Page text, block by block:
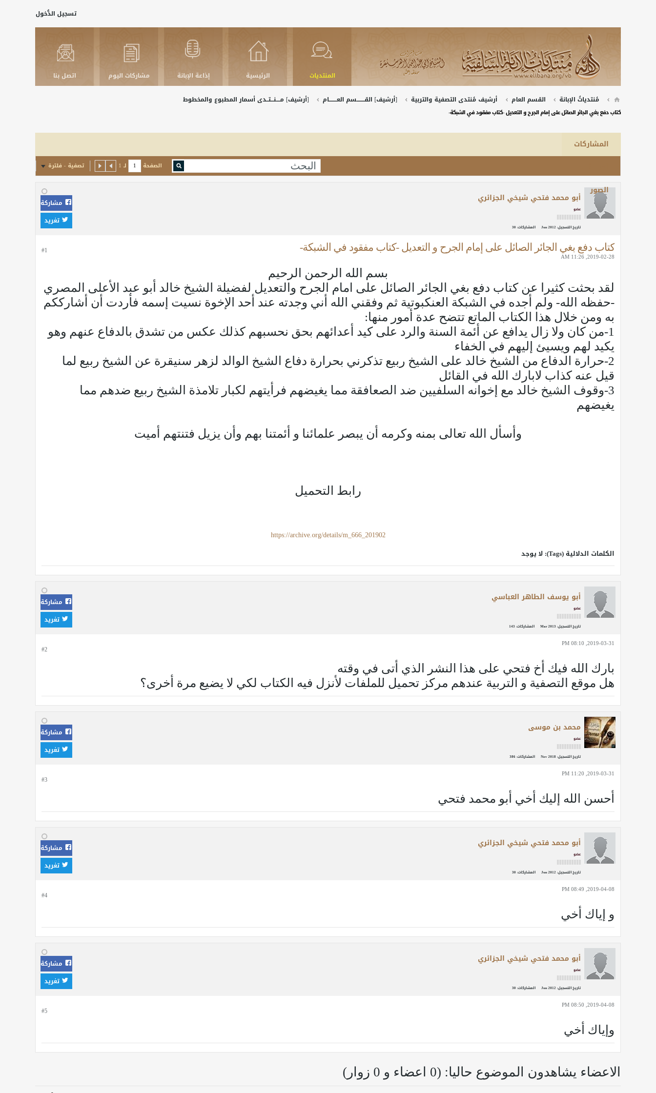
تسجيل الدُّخول
المنتديات الرئيسية إذاعة الإبانة مشاركات اليوم اتصل بنا
مُنتدياتُ الإبانة القسم العام أرشيف مُنتدى التصفية والتربية [أرشيف] القــــــــسم العــــــــام [أرشيف] مــــنـــتــدى أسمار المطبوع والمخطوط
كتاب دفع بغي الجائر الصائل على إمام الجرح و التعديل -كتاب مفقود في الشبكة-
المشاركات
الصور
الصفحة لـ 1 تصفية - فلترة
أبو محمد فتحي شيخي الجزائري
عضو
تاريخ التسجيل:Jun 2012 المشاركات:30
مشاركة
تغريد
#1 كتاب دفع بغي الجائر الصائل على إمام الجرح و التعديل -كتاب مفقود في الشبكة-
2019-02-28, 11:26 AM
بسم الله الرحمن الرحيم
لقد بحثت كثيرا عن كتاب دفع بغي الجائر الصائل على امام الجرح والتعديل لفضيلة الشيخ خالد أبو عبد الأعلى المصري
-حفظه الله- ولم أجده في الشبكة العنكبوتية ثم وفقني الله أني وجدته عند أحد الإخوة نسيت إسمه فأردت أن أشارككم
به ومن خلال هذا الكتاب الماتع تتضح عدة أمور منها:
1-من كان ولا زال يدافع عن أئمة السنة والرد على كيد أعدائهم بحق نحسبهم كذلك عكس من تشدق بالدفاع عنهم وهو
يكيد لهم ويسيئ إليهم في الخفاء
2-حرارة الدفاع من الشيخ خالد على الشيخ ربيع تذكرني بحرارة دفاع الشيخ الوالد لزهر سنيقرة عن الشيخ ربيع لما
قيل عنه كذاب لابارك الله في القائل
3-وقوف الشيخ خالد مع إخوانه السلفيين ضد الصعافقة مما يغيضهم فرأيتهم لكبار تلامذة الشيخ ربيع ضدهم مما
يغيضهم
وأسأل الله تعالى بمنه وكرمه أن يبصر علمائنا و أئمتنا بهم وأن يزيل فتنتهم أميت
رابط التحميل
https://archive.org/details/m_666_201902
الكلمات الدلالية (Tags): لا يوجد
أبو يوسف الطاهر العباسي
عضو
تاريخ التسجيل:Mar 2013 المشاركات:143
مشاركة
تغريد
#2
2019-03-31, 08:10 PM
بارك الله فيك أخ فتحي على هذا النشر الذي أتى في وقته
هل موقع التصفية و التربية عندهم مركز تحميل للملفات لأنزل فيه الكتاب لكي لا يضيع مرة أخرى؟
محمد بن موسى
عضو
تاريخ التسجيل:Nov 2018 المشاركات:386
مشاركة
تغريد
#3
2019-03-31, 11:20 PM
أحسن الله إليك أخي أبو محمد فتحي
أبو محمد فتحي شيخي الجزائري
عضو
تاريخ التسجيل:Jun 2012 المشاركات:30
مشاركة
تغريد
#4
2019-04-08, 08:49 PM
و إياك أخي
أبو محمد فتحي شيخي الجزائري
عضو
تاريخ التسجيل:Jun 2012 المشاركات:30
مشاركة
تغريد
#5
2019-04-08, 08:50 PM
وإياك أخي
الاعضاء يشاهدون الموضوع حاليا: (0 اعضاء و 0 زوار)